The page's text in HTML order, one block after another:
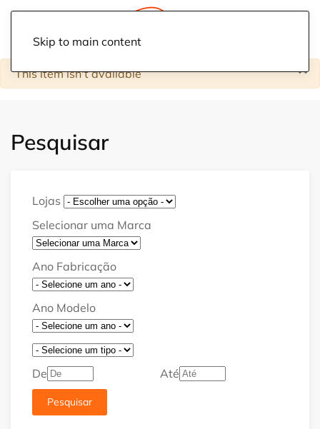
Skip to main content
×
Warning
This item isn't available
Pesquisar
Lojas
Selecionar uma Marca
Ano Fabricação
Ano Modelo
De Até
Pesquisar